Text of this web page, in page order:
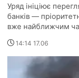
Уряд ініціює
банків —
вже найближчим
14:14 17.06